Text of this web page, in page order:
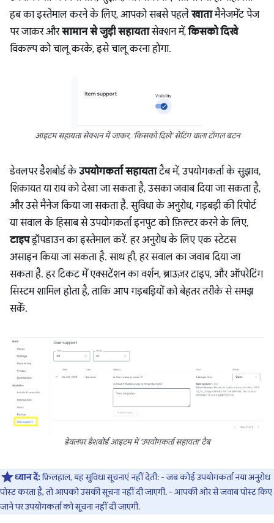
हब का इस्तेमाल करने के लिए, आपको सबसे पहले खातामैनेजमेंट पेज
पर जाकर औरसामान से जुड़ी सहायतासेक्शन में,किसको दिखे
विकल्प को चालू करके, इसे चालू करना होगा.
आइटम सहायता सेक्शन में जाकर, 'किसको दिखे' सेटिंग वाला टॉगल बटन
डेवलपर डैशबोर्ड केउपयोगकर्ता सहायताटैब में, उपयोगकर्ता के सुझाव,
शिकायत या राय को देखा जा सकता है, उसका जवाब दिया जा सकता है,
और उसे मैनेज किया जा सकता है. सुविधा के अनुरोध, गड़बड़ी की रिपोर्ट
या सवाल के हिसाब से उपयोगकर्ता इनपुट को फ़िल्टर करने के लिए,
टाइपड्रॉपडाउन का इस्तेमाल करें. हर अनुरोध के लिए एक स्टेटस
असाइन किया जा सकता है. साथ ही, हर सवाल का जवाब दिया जा
सकता है. हर टिकट में एक्सटेंशन का वर्शन, ब्राउज़र टाइप, और ऑपरेटिंग
सिस्टम शामिल होता है, ताकि आप गड़बड़ियों को बेहतर तरीके से समझ
सकें.
डेवलपर डैशबोर्ड आइटम में 'उपयोगकर्ता सहायता' टैब
ध्यान दें:फ़िलहाल, यह सुविधा सूचनाएं नहीं देती: - जब कोई उपयोगकर्ता नया अनुरोध
पोस्ट करता है, तो आपको उसकी सूचना नहीं दी जाएगी. - आपकी ओर से जवाब पोस्ट किए
जाने पर उपयोगकर्ता को सूचना नहीं दी जाएगी.